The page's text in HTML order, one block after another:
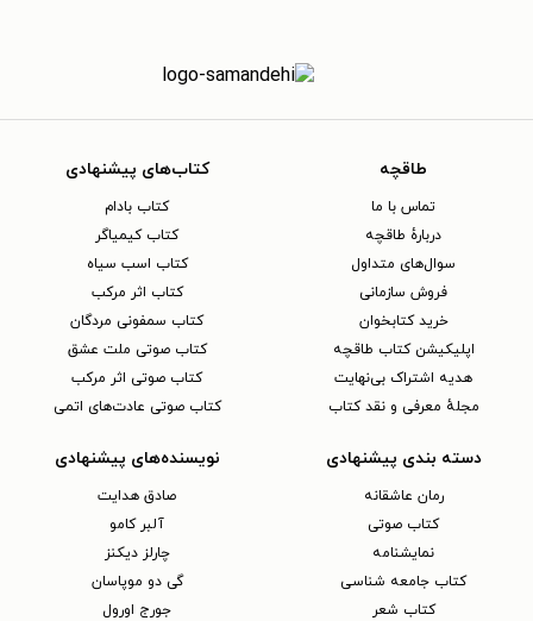
طاقچه
تماس با ما
دربارهٔ طاقچه
سوال‌های متداول
فروش سازمانی
خرید کتابخوان
اپلیکیشن کتاب طاقچه
هدیه اشتراک بی‌نهایت
مجلهٔ معرفی و نقد کتاب
کتاب‌های پیشنهادی
کتاب بادام
کتاب کیمیاگر
کتاب اسب سیاه
کتاب اثر مرکب
کتاب سمفونی مردگان
کتاب صوتی ملت عشق
کتاب صوتی اثر مرکب
کتاب صوتی عادت‌های اتمی
دسته بندی پیشنهادی
رمان عاشقانه
کتاب‌ صوتی
نمایشنامه
کتاب جامعه شناسی
کتاب شعر
نویسنده‌های پیشنهادی
صادق هدایت
آلبر کامو
چارلز دیکنز
گی دو موپاسان
جورج اورول